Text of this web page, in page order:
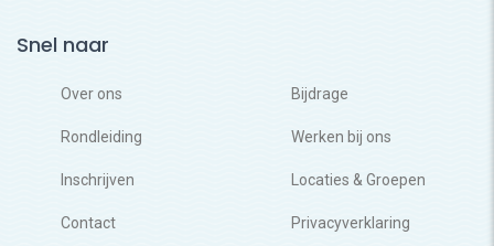
Snel naar
Over ons Bijdrage
Rondleiding Werken bij ons
Inschrijven Locaties & Groepen
Contact Privacyverklaring